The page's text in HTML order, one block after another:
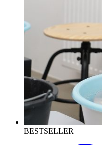
BESTSELLER